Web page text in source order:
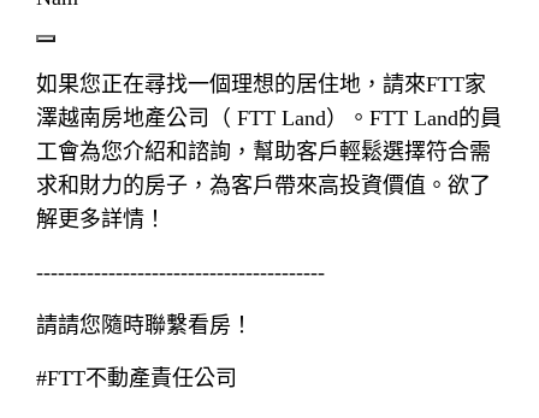
如果您正在尋找一個理想的居住地，請來FTT家
澤越南房地產公司（ FTT Land）。FTT Land的員
工會為您介紹和諮詢，幫助客戶輕鬆選擇符合需
求和財力的房子，為客戶帶來高投資價值。欲了
解更多詳情！
----------------------------------------
請請您隨時聯繫看房！
#FTT不動產責任公司